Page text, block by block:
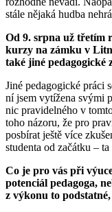
stále nějaká hudba
Od 9. srpna už třetím
kurzy na zámku v
také jiné pedagogické
Jiné pedagogické práci
ní jsem vytížena svými
nic pravidelného v
toho názoru, že pro
posbírat ještě více
studenta od začátku –
Co je pro vás při
potenciál pedagoga,
z výkonu to